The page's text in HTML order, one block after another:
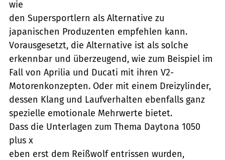
wie
den Supersportlern als Alternative zu
japanischen Produzenten empfehlen kann.
Vorausgesetzt, die Alternative ist als solche
erkennbar und überzeugend, wie zum Beispiel im
Fall von Aprilia und Ducati mit ihren V2-
Motorenkonzepten. Oder mit einem Dreizylinder,
dessen Klang und Laufverhalten ebenfalls ganz
spezielle emotionale Mehrwerte bietet.
Dass die Unterlagen zum Thema Daytona 1050
plus x
eben erst dem Reißwolf entrissen wurden,